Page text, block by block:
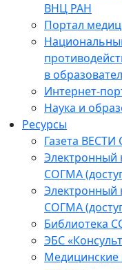
ВНЦ РАН
Портал
в
Интернет-
Наука и
Ресурсы
Газета
Электронный
СОГМА
Электронный
СОГМА
Библиотека
ЭБС
Медицинские